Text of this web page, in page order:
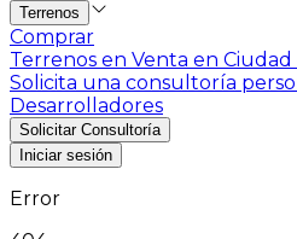
Terrenos
Comprar
Terrenos en Venta en Ciudad
Solicita una consultoría
Desarrolladores
Solicitar Consultoría
Iniciar sesión
Error